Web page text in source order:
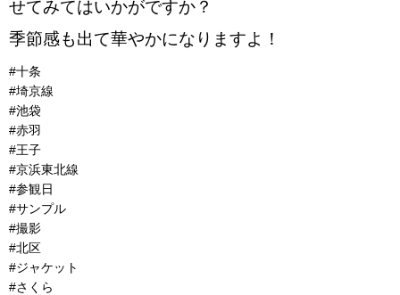
せてみてはいかがですか？
季節感も出て華やかになりますよ！
#十条
#埼京線
#池袋
#赤羽
#王子
#京浜東北線
#参観日
#サンプル
#撮影
#北区
#ジャケット
#さくら